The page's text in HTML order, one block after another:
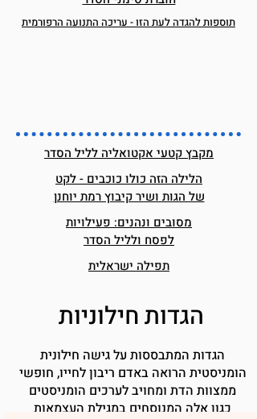
תוספות להגדה לעת הזו - עריכה התנועה הרפורמית
מקבץ קטעי אקטואליה לליל הסדר
הלילה הזה כולו כוכבים - לקט
של הגות ושיר קיבוץ רמת יוחנן
מסובים ונהנים: פעילויות
לפסח ולליל הסדר
תפילה ישראלית
הגדות חילוניות
הגדות המתבססות על גישה חילונית
הומניסטית הרואה באדם ריבון לחייו, חופשי
ממצוות הדת ומחויב לערכים הומניסטים
כגון אלה המנוסחים במגילת העצמאות